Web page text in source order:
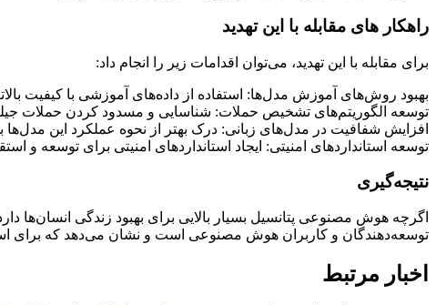
راهکار های مقابله با این تهدید
برای مقابله با این تهدید، می‌توان اقدامات زیر را انجام داد:
بهبود روش‌های آموزش مدل‌ها: استفاده از داده‌های آموزشی با کیفیت
توسعه الگوریتم‌های تشخیص حملات: شناسایی و مسدود کردن حملات
افزایش شفافیت در مدل‌های زبانی: درک بهتر از نحوه عملکرد این
توسعه استانداردهای امنیتی: ایجاد استانداردهای امنیتی برای توسعه و
نتیجه‌گیری
اگرچه هوش مصنوعی پتانسیل بسیار بالایی برای بهبود زندگی
توسعه‌دهندگان و کاربران هوش مصنوعی است و نشان می‌دهد که برای
اخبار مرتبط